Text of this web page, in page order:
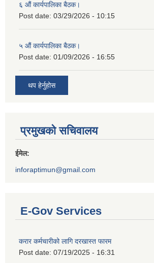
६ औं कार्यपालिका बैठक।
Post date: 03/29/2026 - 10:15
५ औं कार्यपालिका बैठक।
Post date: 01/09/2026 - 16:55
थप हेर्नुहोस
प्रमुखको सचिवालय
ईमेल:
inforaptimun@gmail.com
E-Gov Services
करार कर्मचारीको लागि दरखास्त फारम
Post date: 07/19/2025 - 16:31